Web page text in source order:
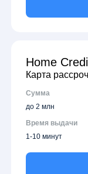
Home
Карта
Сумма
до 2 млн
Время выдачи
1-10 минут